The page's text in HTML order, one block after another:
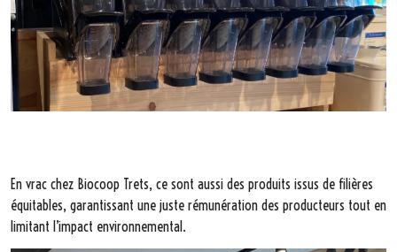
En vrac chez Biocoop Trets, ce sont aussi des produits issus de filières
équitables, garantissant une juste rémunération des producteurs tout en
limitant l’impact environnemental.